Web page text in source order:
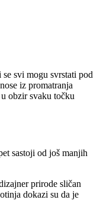
svi mogu svrstati pod
iz promatranja
obzir svaku točku
sastoji od još manjih
prirode sličan
dokazi su da je